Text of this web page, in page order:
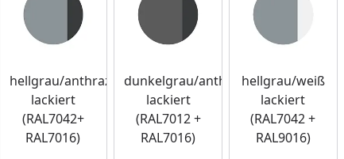
hellgrau/anthrazit
lackiert
(RAL7042+
RAL7016)
dunkelgrau/anthrazit
lackiert
(RAL7012 +
RAL7016)
hellgrau/weiß
lackiert
(RAL7042 +
RAL9016)